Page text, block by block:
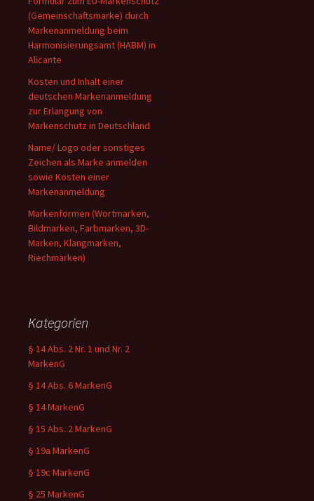
(Gemeinschaftsmarke) durch
Markenanmeldung beim
Harmonisierungsamt (HABM) in
Alicante
Kosten und Inhalt einer
deutschen Markenanmeldung
zur Erlangung von
Markenschutz in Deutschland
Name/ Logo oder sonstiges
Zeichen als Marke anmelden
sowie Kosten einer
Markenanmeldung
Markenformen (Wortmarken,
Bildmarken, Farbmarken, 3D-
Marken, Klangmarken,
Riechmarken)
Kategorien
§ 14 Abs. 2 Nr. 1 und Nr. 2
MarkenG
§ 14 Abs. 6 MarkenG
§ 14 MarkenG
§ 15 Abs. 2 MarkenG
§ 19a MarkenG
§ 19c MarkenG
§ 25 MarkenG